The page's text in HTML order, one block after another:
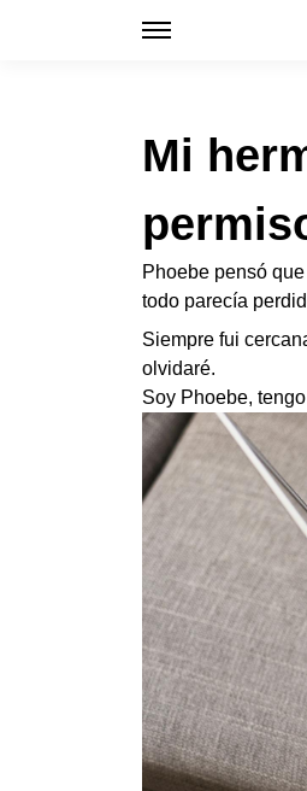
Mi
Phoebe pensó
todo parecía
Siempre fui
olvidaré.
Soy Phoebe,